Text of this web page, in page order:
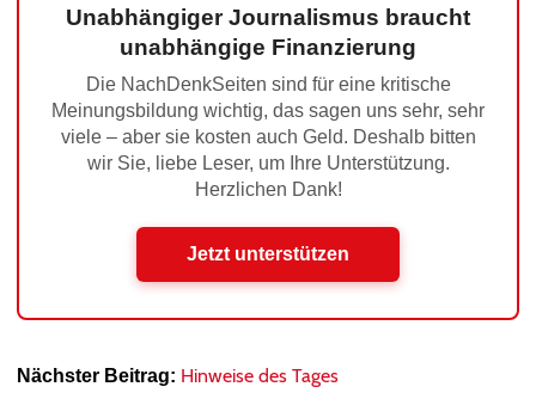
Unabhängiger Journalismus braucht
unabhängige Finanzierung
Die NachDenkSeiten sind für eine kritische
Meinungsbildung wichtig, das sagen uns sehr, sehr
viele – aber sie kosten auch Geld. Deshalb bitten
wir Sie, liebe Leser, um Ihre Unterstützung.
Herzlichen Dank!
Jetzt unterstützen
Nächster Beitrag: Hinweise des Tages